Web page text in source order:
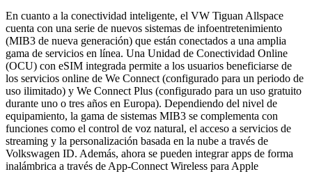
En cuanto a la conectividad inteligente, el VW Tiguan Allspace
cuenta con una serie de nuevos sistemas de infoentretenimiento
(MIB3 de nueva generación) que están conectados a una amplia
gama de servicios en línea. Una Unidad de Conectividad Online
(OCU) con eSIM integrada permite a los usuarios beneficiarse de
los servicios online de We Connect (configurado para un periodo de
uso ilimitado) y We Connect Plus (configurado para un uso gratuito
durante uno o tres años en Europa). Dependiendo del nivel de
equipamiento, la gama de sistemas MIB3 se complementa con
funciones como el control de voz natural, el acceso a servicios de
streaming y la personalización basada en la nube a través de
Volkswagen ID. Además, ahora se pueden integrar apps de forma
inalámbrica a través de App-Connect Wireless para Apple